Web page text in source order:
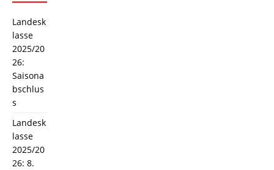
Landesk
lasse
2025/20
26:
Saisona
bschlus
s
Landesk
lasse
2025/20
26: 8.